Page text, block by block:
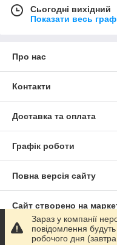
Сьогодні вихідний
Показати весь
Про нас
Контакти
Доставка та оплата
Графік роботи
Повна версія сайту
Сайт створено на
Політика
Зараз у компанії
повідомлення
робочого дня